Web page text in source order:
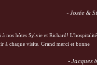
- Josée &
nos hôtes Sylvie et Richard!
à chaque visite. Grand merci et bonne
- Jacques